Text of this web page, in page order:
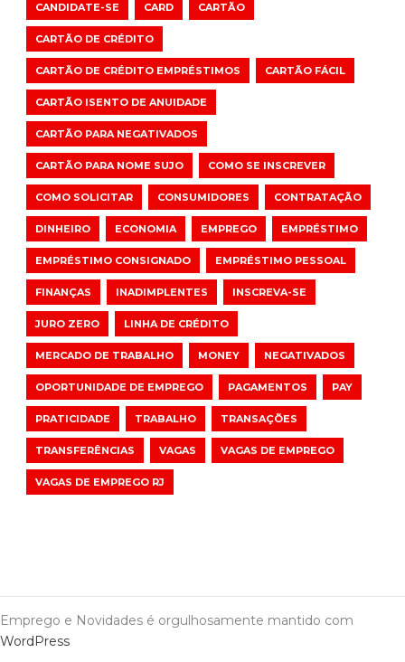
CANDIDATE-SE CARD CARTÃO
CARTÃO DE CRÉDITO
CARTÃO DE CRÉDITO EMPRÉSTIMOS CARTÃO FÁCIL
CARTÃO ISENTO DE ANUIDADE
CARTÃO PARA NEGATIVADOS
CARTÃO PARA NOME SUJO COMO SE INSCREVER
COMO SOLICITAR CONSUMIDORES CONTRATAÇÃO
DINHEIRO ECONOMIA EMPREGO EMPRÉSTIMO
EMPRÉSTIMO CONSIGNADO EMPRÉSTIMO PESSOAL
FINANÇAS INADIMPLENTES INSCREVA-SE
JURO ZERO LINHA DE CRÉDITO
MERCADO DE TRABALHO MONEY NEGATIVADOS
OPORTUNIDADE DE EMPREGO PAGAMENTOS PAY
PRATICIDADE TRABALHO TRANSAÇÕES
TRANSFERÊNCIAS VAGAS VAGAS DE EMPREGO
VAGAS DE EMPREGO RJ
Emprego e Novidades é orgulhosamente mantido com
WordPress